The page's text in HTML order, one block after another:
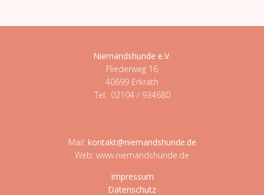
Niemandshunde e.V
Fliederweg 16
40699 Erkrath
Tel.: 02104 / 934680
Mail: kontakt@niemandshunde.de
Web: www.niemandshunde.de
Impressum
Datenschutz